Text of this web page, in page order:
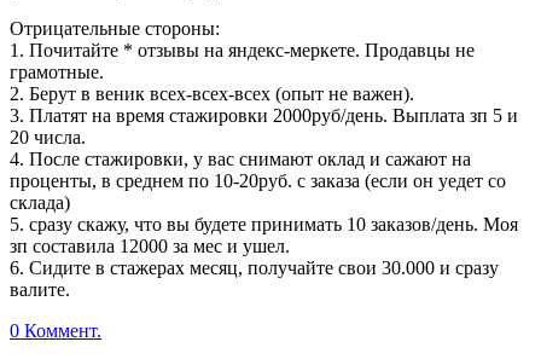
Отрицательные стороны:
1. Почитайте * отзывы на яндекс-меркете. Продавцы не
грамотные.
2. Берут в веник всех-всех-всех (опыт не важен).
3. Платят на время стажировки 2000руб/день. Выплата зп 5 и
20 числа.
4. После стажировки, у вас снимают оклад и сажают на
проценты, в среднем по 10-20руб. с заказа (если он уедет со
склада)
5. сразу скажу, что вы будете принимать 10 заказов/день. Моя
зп составила 12000 за мес и ушел.
6. Сидите в стажерах месяц, получайте свои 30.000 и сразу
валите.
0 Коммент.